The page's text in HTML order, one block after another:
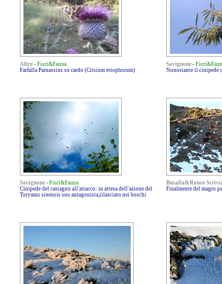
Altro - Fiori&Fauna
Farfalla Parnassius su cardo (Cirsium eriophorum)
Savignone -
Nonostante il cinipede
Savignone - Fiori&Fauna
Cinipede del castagno all'attacco: in attesa dell'azione del
Torymus sinensis suo antagonista,rilasciato nei boschi
Busalla&Ronco
Finalmente del magro